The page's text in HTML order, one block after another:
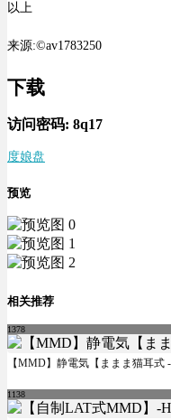
以上
来源:©av1783250
下载
访问密码: 8q17
度娘盘
预览
相关推荐
1378
【MMD】静電気【ままま猫耳式 -
1138